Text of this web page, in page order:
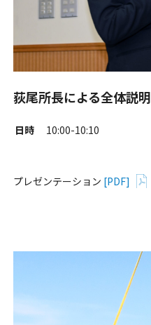
荻尾所長による全体説明
日時 10:00-10:10
プレゼンテーション [PDF]